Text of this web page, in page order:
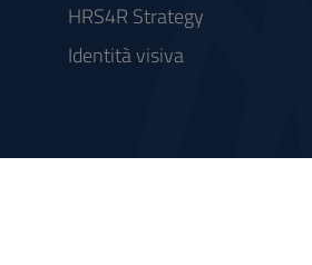
HRS4R Strategy
Identità visiva